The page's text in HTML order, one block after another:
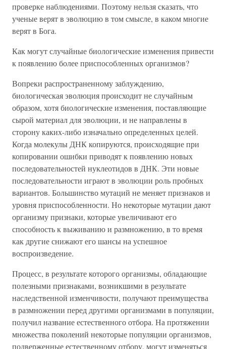
проверке наблюдениями. Поэтому нельзя сказать, что
ученые верят в эволюцию в том смысле, в каком многие
верят в Бога.
Как могут случайные биологические изменения привести
к появлению более приспособленных организмов?
Вопреки распространенному заблуждению,
биологическая эволюция происходит не случайным
образом, хотя биологические изменения, поставляющие
сырой материал для эволюции, и не направлены в
сторону каких-либо изначально определенных целей.
Когда молекулы ДНК копируются, происходящие при
копировании ошибки приводят к появлению новых
последовательностей нуклеотидов в ДНК. Эти новые
последовательности играют в эволюции роль пробных
вариантов. Большинство мутаций не меняет признаков и
уровня приспособленности. Но некоторые мутации дают
организму признаки, которые увеличивают его
способность к выживанию и размножению, в то время
как другие снижают его шансы на успешное
воспроизведение.
Процесс, в результате которого организмы, обладающие
полезными признаками, возникшими в результате
наследственной изменчивости, получают преимущества
в размножении перед другими организмами в популяции,
получил название естественного отбора. На протяжении
множества поколений некоторые популяции организмов,
подверженные естественному отбору, могут изменяться